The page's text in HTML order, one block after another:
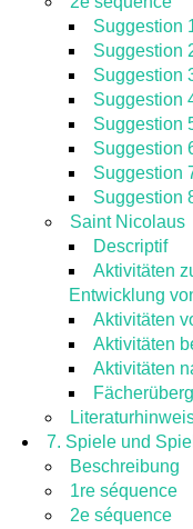
Suggestion
Suggestion
Suggestion
Suggestion
Suggestion
Suggestion
Suggestion
Suggestion
Saint Nicolaus
Descriptif
Aktivitäten
Entwicklung
Aktivitäten
Aktivitäten
Aktivitäten
7. Spiele und
Beschreibung
1re séquence
2e séquence